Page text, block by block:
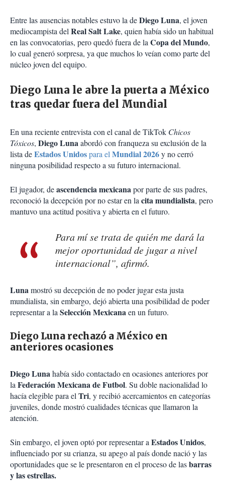
Entre las ausencias notables estuvo la deDiego Luna, el joven
mediocampista delReal Salt Lake, quien había sido un habitual
en las convocatorias, pero quedó fuera de laCopa del Mundo,
lo cual generó sorpresa, ya que muchos lo veían como parte del
núcleo joven del equipo.
Diego Luna le abre la puerta a México
tras quedar fuera del Mundial
En una reciente entrevista con el canal de TikTok Chicos
Tóxicos, Diego Lunaabordó con franqueza su exclusión de la
lista deEstados Unidospara elMundial 2026y no cerró
ninguna posibilidad respecto a su futuro internacional.
El jugador, deascendencia mexicanapor parte de sus padres,
reconoció la decepción por no estar en lacita mundialista, pero
mantuvo una actitud positiva y abierta en el futuro.
Para mí se trata de quién me dará la
mejor oportunidad de jugar a nivel
internacional”, afirmó.
Lunamostró su decepción de no poder jugar esta justa
mundialista, sin embargo, dejó abierta una posibilidad de poder
representar a laSelección Mexicanaen un futuro.
Diego Luna rechazó a México en
anteriores ocasiones
Diego Lunahabía sido contactado en ocasiones anteriores por
laFederación Mexicana de Futbol. Su doble nacionalidad lo
hacía elegible para elTri, y recibió acercamientos en categorías
juveniles, donde mostró cualidades técnicas que llamaron la
atención.
Sin embargo, el joven optó por representar aEstados Unidos,
influenciado por su crianza, su apego al país donde nació y las
oportunidades que se le presentaron en el proceso de lasbarras
y las estrellas.